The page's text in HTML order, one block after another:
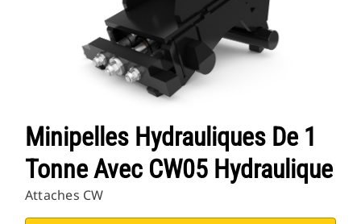
Minipelles Hydrauliques De 1
Tonne Avec CW05 Hydraulique
Attaches CW